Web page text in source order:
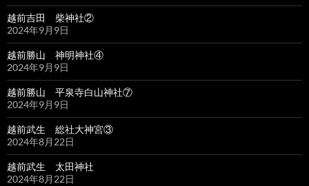
越前吉田 柴神社②
2024年9月9日
越前勝山 神明神社④
2024年9月9日
越前勝山 平泉寺白山神社⑦
2024年9月9日
越前武生 総社大神宮③
2024年8月22日
越前武生 太田神社
2024年8月22日